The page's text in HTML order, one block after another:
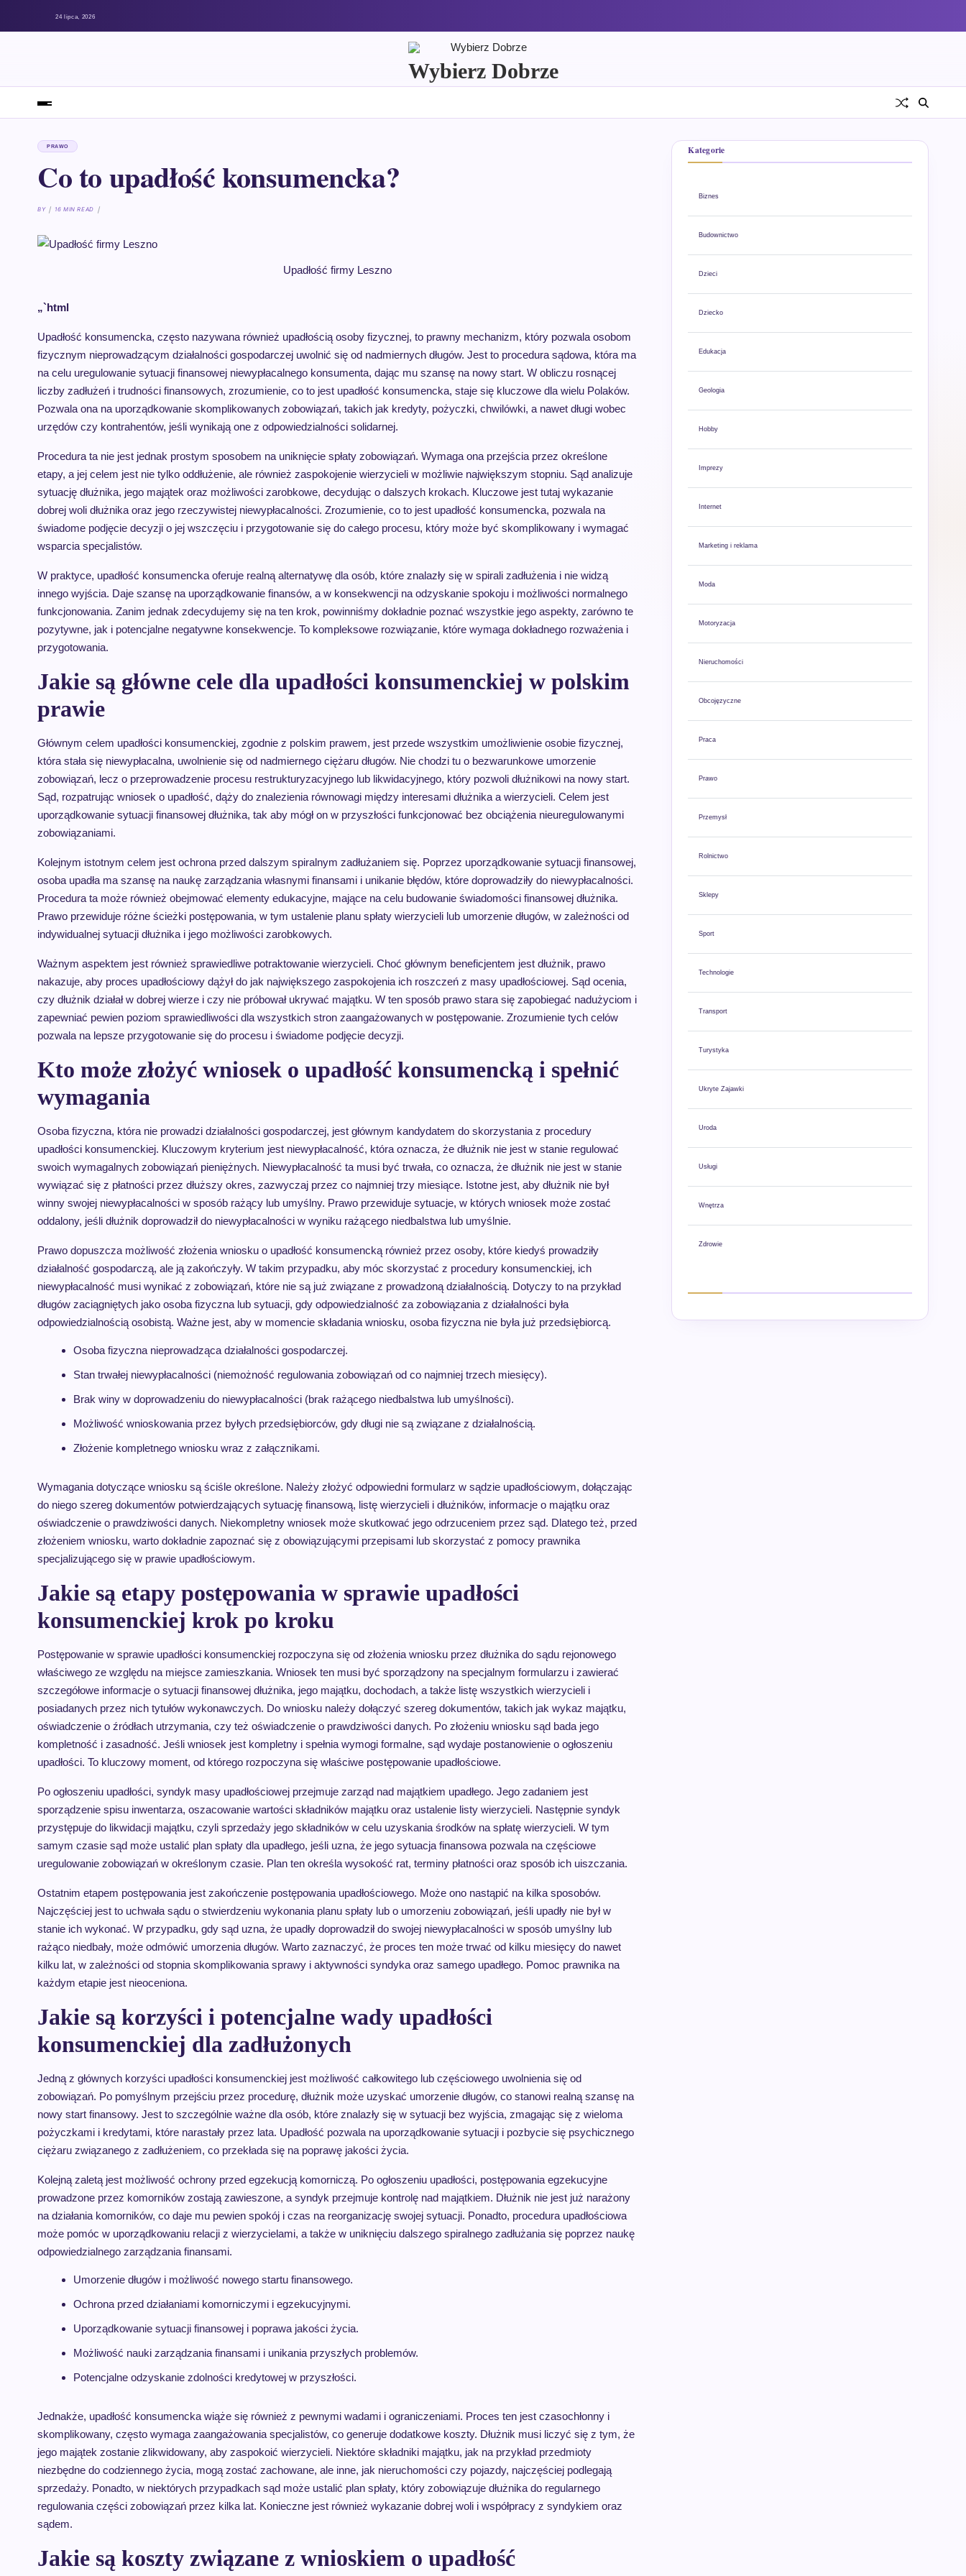
24 lipca, 2026
Wybierz Dobrze
PRAWO
Co to upadłość konsumencka?
BY 16 MIN READ
Upadłość firmy Leszno
„`html
Upadłość konsumencka, często nazywana również upadłością osoby fizycznej, to prawny mechanizm, który pozwala osobom
fizycznym nieprowadzącym działalności gospodarczej uwolnić się od nadmiernych długów. Jest to procedura sądowa, która ma
na celu uregulowanie sytuacji finansowej niewypłacalnego konsumenta, dając mu szansę na nowy start. W obliczu rosnącej
liczby zadłużeń i trudności finansowych, zrozumienie, co to jest upadłość konsumencka, staje się kluczowe dla wielu Polaków.
Pozwala ona na uporządkowanie skomplikowanych zobowiązań, takich jak kredyty, pożyczki, chwilówki, a nawet długi wobec
urzędów czy kontrahentów, jeśli wynikają one z odpowiedzialności solidarnej.
Procedura ta nie jest jednak prostym sposobem na uniknięcie spłaty zobowiązań. Wymaga ona przejścia przez określone
etapy, a jej celem jest nie tylko oddłużenie, ale również zaspokojenie wierzycieli w możliwie największym stopniu. Sąd analizuje
sytuację dłużnika, jego majątek oraz możliwości zarobkowe, decydując o dalszych krokach. Kluczowe jest tutaj wykazanie
dobrej woli dłużnika oraz jego rzeczywistej niewypłacalności. Zrozumienie, co to jest upadłość konsumencka, pozwala na
świadome podjęcie decyzji o jej wszczęciu i przygotowanie się do całego procesu, który może być skomplikowany i wymagać
wsparcia specjalistów.
W praktyce, upadłość konsumencka oferuje realną alternatywę dla osób, które znalazły się w spirali zadłużenia i nie widzą
innego wyjścia. Daje szansę na uporządkowanie finansów, a w konsekwencji na odzyskanie spokoju i możliwości normalnego
funkcjonowania. Zanim jednak zdecydujemy się na ten krok, powinniśmy dokładnie poznać wszystkie jego aspekty, zarówno te
pozytywne, jak i potencjalne negatywne konsekwencje. To kompleksowe rozwiązanie, które wymaga dokładnego rozważenia i
przygotowania.
Jakie są główne cele dla upadłości konsumenckiej w polskim
prawie
Głównym celem upadłości konsumenckiej, zgodnie z polskim prawem, jest przede wszystkim umożliwienie osobie fizycznej,
która stała się niewypłacalna, uwolnienie się od nadmiernego ciężaru długów. Nie chodzi tu o bezwarunkowe umorzenie
zobowiązań, lecz o przeprowadzenie procesu restrukturyzacyjnego lub likwidacyjnego, który pozwoli dłużnikowi na nowy start.
Sąd, rozpatrując wniosek o upadłość, dąży do znalezienia równowagi między interesami dłużnika a wierzycieli. Celem jest
uporządkowanie sytuacji finansowej dłużnika, tak aby mógł on w przyszłości funkcjonować bez obciążenia nieuregulowanymi
zobowiązaniami.
Kolejnym istotnym celem jest ochrona przed dalszym spiralnym zadłużaniem się. Poprzez uporządkowanie sytuacji finansowej,
osoba upadła ma szansę na naukę zarządzania własnymi finansami i unikanie błędów, które doprowadziły do niewypłacalności.
Procedura ta może również obejmować elementy edukacyjne, mające na celu budowanie świadomości finansowej dłużnika.
Prawo przewiduje różne ścieżki postępowania, w tym ustalenie planu spłaty wierzycieli lub umorzenie długów, w zależności od
indywidualnej sytuacji dłużnika i jego możliwości zarobkowych.
Ważnym aspektem jest również sprawiedliwe potraktowanie wierzycieli. Choć głównym beneficjentem jest dłużnik, prawo
nakazuje, aby proces upadłościowy dążył do jak największego zaspokojenia ich roszczeń z masy upadłościowej. Sąd ocenia,
czy dłużnik działał w dobrej wierze i czy nie próbował ukrywać majątku. W ten sposób prawo stara się zapobiegać nadużyciom i
zapewniać pewien poziom sprawiedliwości dla wszystkich stron zaangażowanych w postępowanie. Zrozumienie tych celów
pozwala na lepsze przygotowanie się do procesu i świadome podjęcie decyzji.
Kto może złożyć wniosek o upadłość konsumencką i spełnić
wymagania
Osoba fizyczna, która nie prowadzi działalności gospodarczej, jest głównym kandydatem do skorzystania z procedury
upadłości konsumenckiej. Kluczowym kryterium jest niewypłacalność, która oznacza, że dłużnik nie jest w stanie regulować
swoich wymagalnych zobowiązań pieniężnych. Niewypłacalność ta musi być trwała, co oznacza, że dłużnik nie jest w stanie
wywiązać się z płatności przez dłuższy okres, zazwyczaj przez co najmniej trzy miesiące. Istotne jest, aby dłużnik nie był
winny swojej niewypłacalności w sposób rażący lub umyślny. Prawo przewiduje sytuacje, w których wniosek może zostać
oddalony, jeśli dłużnik doprowadził do niewypłacalności w wyniku rażącego niedbalstwa lub umyślnie.
Prawo dopuszcza możliwość złożenia wniosku o upadłość konsumencką również przez osoby, które kiedyś prowadziły
działalność gospodarczą, ale ją zakończyły. W takim przypadku, aby móc skorzystać z procedury konsumenckiej, ich
niewypłacalność musi wynikać z zobowiązań, które nie są już związane z prowadzoną działalnością. Dotyczy to na przykład
długów zaciągniętych jako osoba fizyczna lub sytuacji, gdy odpowiedzialność za zobowiązania z działalności była
odpowiedzialnością osobistą. Ważne jest, aby w momencie składania wniosku, osoba fizyczna nie była już przedsiębiorcą.
Osoba fizyczna nieprowadząca działalności gospodarczej.
Stan trwałej niewypłacalności (niemożność regulowania zobowiązań od co najmniej trzech miesięcy).
Brak winy w doprowadzeniu do niewypłacalności (brak rażącego niedbalstwa lub umyślności).
Możliwość wnioskowania przez byłych przedsiębiorców, gdy długi nie są związane z działalnością.
Złożenie kompletnego wniosku wraz z załącznikami.
Wymagania dotyczące wniosku są ściśle określone. Należy złożyć odpowiedni formularz w sądzie upadłościowym, dołączając
do niego szereg dokumentów potwierdzających sytuację finansową, listę wierzycieli i dłużników, informacje o majątku oraz
oświadczenie o prawdziwości danych. Niekompletny wniosek może skutkować jego odrzuceniem przez sąd. Dlatego też, przed
złożeniem wniosku, warto dokładnie zapoznać się z obowiązującymi przepisami lub skorzystać z pomocy prawnika
specjalizującego się w prawie upadłościowym.
Jakie są etapy postępowania w sprawie upadłości
konsumenckiej krok po kroku
Postępowanie w sprawie upadłości konsumenckiej rozpoczyna się od złożenia wniosku przez dłużnika do sądu rejonowego
właściwego ze względu na miejsce zamieszkania. Wniosek ten musi być sporządzony na specjalnym formularzu i zawierać
szczegółowe informacje o sytuacji finansowej dłużnika, jego majątku, dochodach, a także listę wszystkich wierzycieli i
posiadanych przez nich tytułów wykonawczych. Do wniosku należy dołączyć szereg dokumentów, takich jak wykaz majątku,
oświadczenie o źródłach utrzymania, czy też oświadczenie o prawdziwości danych. Po złożeniu wniosku sąd bada jego
kompletność i zasadność. Jeśli wniosek jest kompletny i spełnia wymogi formalne, sąd wydaje postanowienie o ogłoszeniu
upadłości. To kluczowy moment, od którego rozpoczyna się właściwe postępowanie upadłościowe.
Po ogłoszeniu upadłości, syndyk masy upadłościowej przejmuje zarząd nad majątkiem upadłego. Jego zadaniem jest
sporządzenie spisu inwentarza, oszacowanie wartości składników majątku oraz ustalenie listy wierzycieli. Następnie syndyk
przystępuje do likwidacji majątku, czyli sprzedaży jego składników w celu uzyskania środków na spłatę wierzycieli. W tym
samym czasie sąd może ustalić plan spłaty dla upadłego, jeśli uzna, że jego sytuacja finansowa pozwala na częściowe
uregulowanie zobowiązań w określonym czasie. Plan ten określa wysokość rat, terminy płatności oraz sposób ich uiszczania.
Ostatnim etapem postępowania jest zakończenie postępowania upadłościowego. Może ono nastąpić na kilka sposobów.
Najczęściej jest to uchwała sądu o stwierdzeniu wykonania planu spłaty lub o umorzeniu zobowiązań, jeśli upadły nie był w
stanie ich wykonać. W przypadku, gdy sąd uzna, że upadły doprowadził do swojej niewypłacalności w sposób umyślny lub
rażąco niedbały, może odmówić umorzenia długów. Warto zaznaczyć, że proces ten może trwać od kilku miesięcy do nawet
kilku lat, w zależności od stopnia skomplikowania sprawy i aktywności syndyka oraz samego upadłego. Pomoc prawnika na
każdym etapie jest nieoceniona.
Jakie są korzyści i potencjalne wady upadłości
konsumenckiej dla zadłużonych
Jedną z głównych korzyści upadłości konsumenckiej jest możliwość całkowitego lub częściowego uwolnienia się od
zobowiązań. Po pomyślnym przejściu przez procedurę, dłużnik może uzyskać umorzenie długów, co stanowi realną szansę na
nowy start finansowy. Jest to szczególnie ważne dla osób, które znalazły się w sytuacji bez wyjścia, zmagając się z wieloma
pożyczkami i kredytami, które narastały przez lata. Upadłość pozwala na uporządkowanie sytuacji i pozbycie się psychicznego
ciężaru związanego z zadłużeniem, co przekłada się na poprawę jakości życia.
Kolejną zaletą jest możliwość ochrony przed egzekucją komorniczą. Po ogłoszeniu upadłości, postępowania egzekucyjne
prowadzone przez komorników zostają zawieszone, a syndyk przejmuje kontrolę nad majątkiem. Dłużnik nie jest już narażony
na działania komorników, co daje mu pewien spokój i czas na reorganizację swojej sytuacji. Ponadto, procedura upadłościowa
może pomóc w uporządkowaniu relacji z wierzycielami, a także w uniknięciu dalszego spiralnego zadłużania się poprzez naukę
odpowiedzialnego zarządzania finansami.
Umorzenie długów i możliwość nowego startu finansowego.
Ochrona przed działaniami komorniczymi i egzekucyjnymi.
Uporządkowanie sytuacji finansowej i poprawa jakości życia.
Możliwość nauki zarządzania finansami i unikania przyszłych problemów.
Potencjalne odzyskanie zdolności kredytowej w przyszłości.
Jednakże, upadłość konsumencka wiąże się również z pewnymi wadami i ograniczeniami. Proces ten jest czasochłonny i
skomplikowany, często wymaga zaangażowania specjalistów, co generuje dodatkowe koszty. Dłużnik musi liczyć się z tym, że
jego majątek zostanie zlikwidowany, aby zaspokoić wierzycieli. Niektóre składniki majątku, jak na przykład przedmioty
niezbędne do codziennego życia, mogą zostać zachowane, ale inne, jak nieruchomości czy pojazdy, najczęściej podlegają
sprzedaży. Ponadto, w niektórych przypadkach sąd może ustalić plan spłaty, który zobowiązuje dłużnika do regularnego
regulowania części zobowiązań przez kilka lat. Konieczne jest również wykazanie dobrej woli i współpracy z syndykiem oraz
sądem.
Jakie są koszty związane z wnioskiem o upadłość
Kategorie
Biznes
Budownictwo
Dzieci
Dziecko
Edukacja
Geologia
Hobby
Imprezy
Internet
Marketing i reklama
Moda
Motoryzacja
Nieruchomości
Obcojęzyczne
Praca
Prawo
Przemysł
Rolnictwo
Sklepy
Sport
Technologie
Transport
Turystyka
Ukryte Zajawki
Uroda
Usługi
Wnętrza
Zdrowie